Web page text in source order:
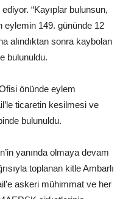
“Kayıplar bulunsun,
eylemin 149. gününde 12
alındıktan sonra kaybolan
bulunuldu.
önünde eylem
ticaretin kesilmesi ve
bulunuldu.
yanında olmaya devam
toplanan kitle Ambarlı
askeri mühimmat ve her